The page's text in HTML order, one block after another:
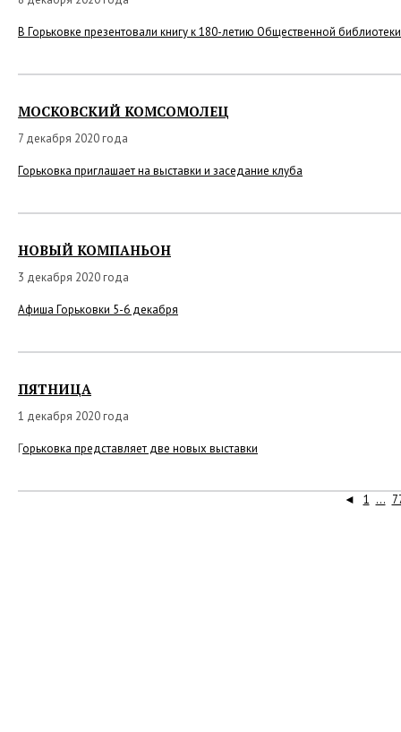
В Горьковке презентовали книгу к 180-летию Общественной
МОСКОВСКИЙ КОМСОМОЛЕЦ
7 декабря 2020 года
Горьковка приглашает на выставки и заседание клуба
НОВЫЙ КОМПАНЬОН
3 декабря 2020 года
Афиша Горьковки 5-6 декабря
ПЯТНИЦА
1 декабря 2020 года
Горьковка представляет две новых выставки
◄ 1 ...